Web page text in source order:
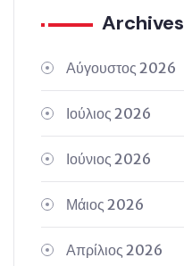
Archives
Αύγουστος 2026
Ιούλιος 2026
Ιούνιος 2026
Μάιος 2026
Απρίλιος 2026